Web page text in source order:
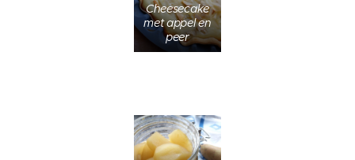
Cheesecake
met appel en
peer